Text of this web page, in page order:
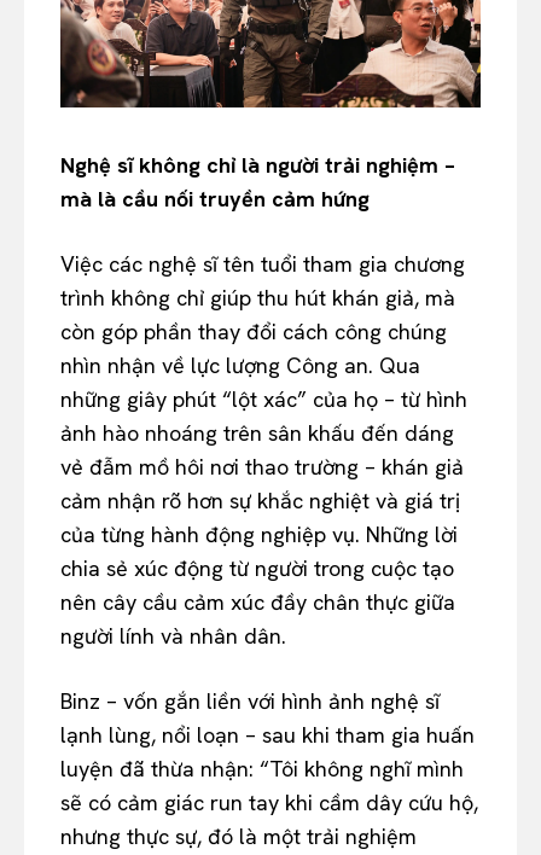
Nghệ sĩ không chỉ là người trải nghiệm –
mà là cầu nối truyền cảm hứng
Việc các nghệ sĩ tên tuổi tham gia chương
trình không chỉ giúp thu hút khán giả, mà
còn góp phần thay đổi cách công chúng
nhìn nhận về lực lượng Công an. Qua
những giây phút “lột xác” của họ – từ hình
ảnh hào nhoáng trên sân khấu đến dáng
vẻ đẫm mồ hôi nơi thao trường – khán giả
cảm nhận rõ hơn sự khắc nghiệt và giá trị
của từng hành động nghiệp vụ. Những lời
chia sẻ xúc động từ người trong cuộc tạo
nên cây cầu cảm xúc đầy chân thực giữa
người lính và nhân dân.
Binz – vốn gắn liền với hình ảnh nghệ sĩ
lạnh lùng, nổi loạn – sau khi tham gia huấn
luyện đã thừa nhận: “Tôi không nghĩ mình
sẽ có cảm giác run tay khi cầm dây cứu hộ,
nhưng thực sự, đó là một trải nghiệm